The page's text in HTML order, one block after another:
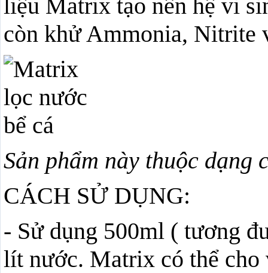
liệu Matrix tạo nên hệ vi
còn khử Ammonia, Nitrite
Sản phẩm này thuộc
CÁCH SỬ DỤNG:
- Sử dụng 500ml ( tương
lít nước. Matrix có thể cho